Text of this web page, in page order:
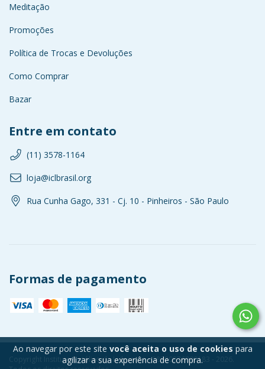
Ao navegar por este site você aceita o uso de cookies para
agilizar a sua experiência de compra.
Meditação
Promoções
Política de Trocas e Devoluções
Como Comprar
Bazar
Entre em contato
(11) 3578-1164
loja@iclbrasil.org
Rua Cunha Gago, 331 - Cj. 10 - Pinheiros - São Paulo
Formas de pagamento
Copyright Instituto Católico de Liderança - 38380876000183 - 2026.